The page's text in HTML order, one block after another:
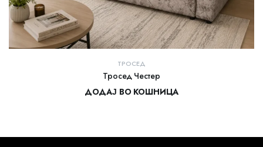
ТРОСЕД
Тросед Честер
ДОДАЈ ВО КОШНИЦА